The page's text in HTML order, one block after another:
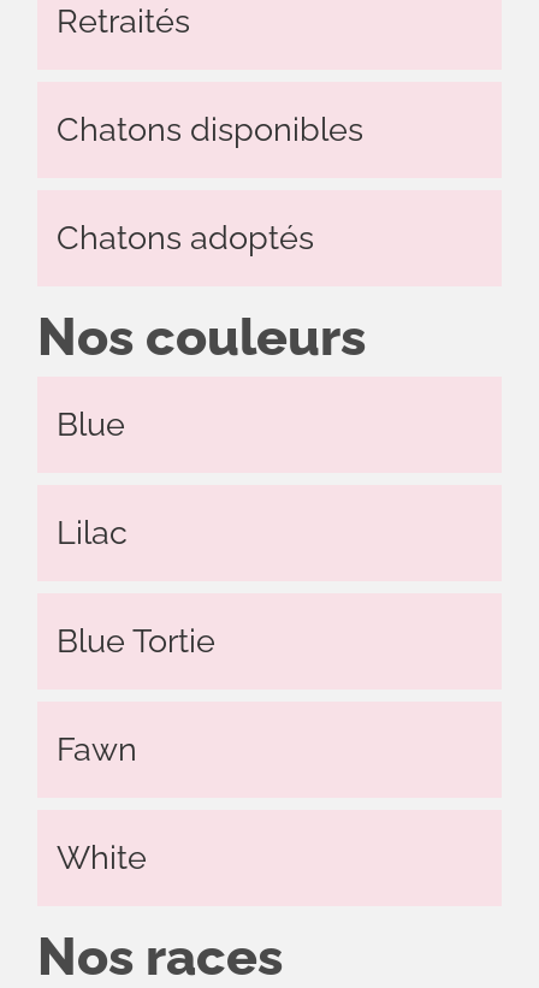
Retraités
Chatons disponibles
Chatons adoptés
Nos couleurs
Blue
Lilac
Blue Tortie
Fawn
White
Nos races